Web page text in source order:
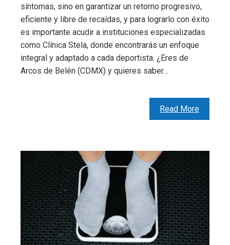
síntomas, sino en garantizar un retorno progresivo,
eficiente y libre de recaídas, y para lograrlo con éxito
es importante acudir a instituciones especializadas
como Clínica Stela, donde encontrarás un enfoque
integral y adaptado a cada deportista. ¿Eres de
Arcos de Belén (CDMX) y quieres saber…
Read More